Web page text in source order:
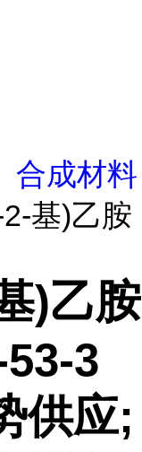
合成材料
基)乙胺
)乙胺
3
供应;